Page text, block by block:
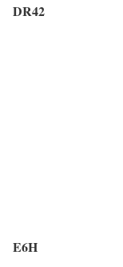
DR42
E6H